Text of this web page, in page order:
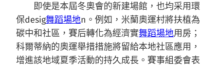
即使是本屆冬奧會的新建場館，也均采用環
保desig舞蹈場地n。例如，米蘭奧運村將扶植為
碳中和社區，賽后轉化為經濟實舞蹈場地用房；
科爾蒂納的奧運舉措措施將留給本地社區應用，
增進該地域夏季活動的持久成長。賽事組委會表